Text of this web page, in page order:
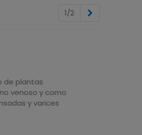
1/2
de plantas
venoso y como
y varices